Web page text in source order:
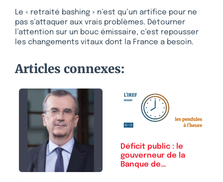
Le « retraité bashing » n’est qu’un artifice pour ne
pas s’attaquer aux vrais problèmes. Détourner
l’attention sur un bouc émissaire, c’est repousser
les changements vitaux dont la France a besoin.
Articles connexes:
Déficit public : le
gouverneur de la
Banque de…